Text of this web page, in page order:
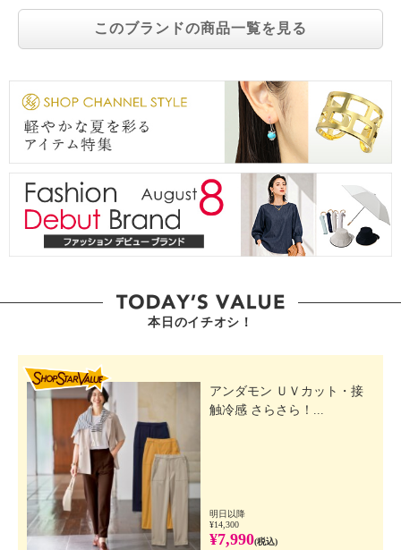
このブランドの商品一覧を見る
本日のイチオシ！
アンダモン ＵＶカット・接
触冷感 さらさら！...
明日以降
¥14,300
¥7,990(税込)